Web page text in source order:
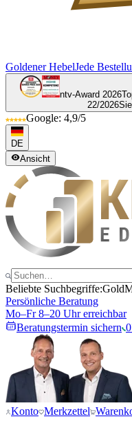
Goldener HebelJede
ntv-Award 2026
22/2026
Google: 4,9/5
DE
Ansicht
Beliebte Suchbegriffe:Gold
Persönliche Beratung
Mo–Fr 8–20 Uhr erreichbar
Beratungstermin sichern
Konto Merkzettel